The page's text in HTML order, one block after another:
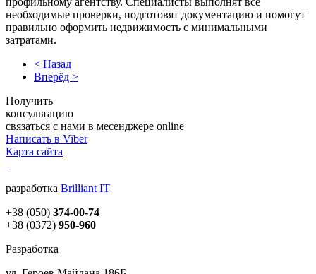
необходимые проверки, подготовят документацию и помогут
правильно оформить недвижимость с минимальными
затратами.
< Назад
Вперёд >
Получить
консультацию
связаться с нами в месенджере online
Написать в Viber
Карта сайта
разработка Brilliant IT
+38 (050) 374-00-74
+38 (0372) 950-960
Разработка